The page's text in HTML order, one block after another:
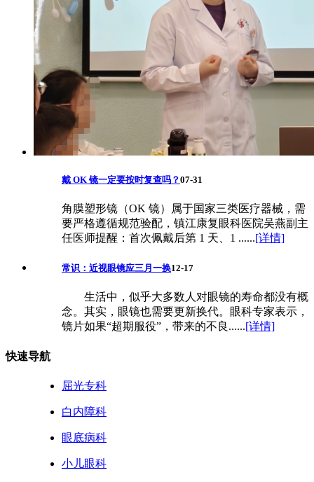
戴 OK 镜一定要按时复查吗？ 07-31
角膜塑形镜（OK 镜）属于国家三类医疗器械，需
要严格遵循规范验配，镇江康复眼科医院吴燕副主
任医师提醒：首次佩戴后第 1 天、1 ......[详情]
常识：近视眼镜应三月一换12-17
生活中，似乎大多数人对眼镜的寿命都没有概
念。其实，眼镜也需要更新换代。眼科专家表示，
镜片如果“超期服役”，带来的不良......[详情]
快速导航
屈光专科
白内障科
眼底病科
小儿眼科